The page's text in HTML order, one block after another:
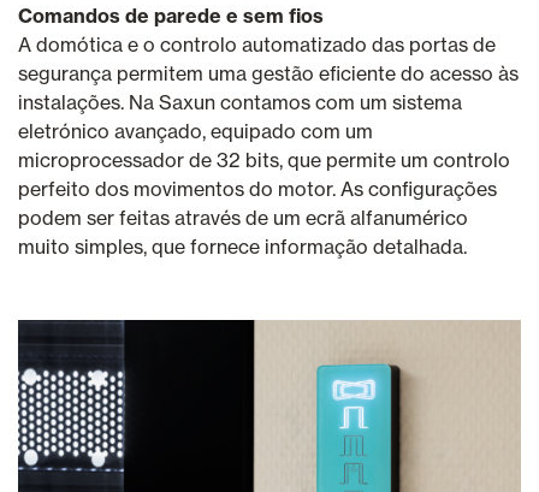
Comandos de parede e sem fios
A domótica e o controlo automatizado das portas de
segurança permitem uma gestão eficiente do acesso às
instalações. Na Saxun contamos com um sistema
eletrónico avançado, equipado com um
microprocessador de 32 bits, que permite um controlo
perfeito dos movimentos do motor. As configurações
podem ser feitas através de um ecrã alfanumérico
muito simples, que fornece informação detalhada.